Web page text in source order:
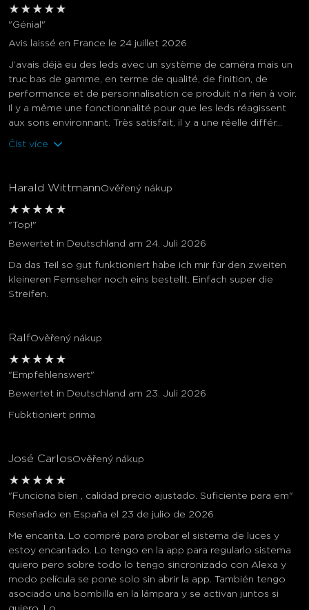
★ ★ ★ ★ ★
"Génial"
Avis laissé en France le 24 juillet 2026
J’avais déjà eu des leds avec un système de caméra mais un
truc bas de gamme, en terme de qualité, de finition, de
performance et de personnalisation ce produit n’a rien à voir.
Il y a même une fonctionnalité pour que les leds réagissent
aux sons environnant. Très satisfait, il y a une réelle différ...
Číst více
Harald WittmannOvěřený nákup
★ ★ ★ ★ ★
"Top!"
Bewertet in Deutschland am 24. Juli 2026
Da das Teil so gut funktioniert habe ich mir für den zweiten
kleineren Fernseher noch eins bestellt. Einfach super die
Streifen.
RalfOvěřený nákup
★ ★ ★ ★ ★
"Empfehlenswert"
Bewertet in Deutschland am 23. Juli 2026
Fubktioniert prima
José CarlosOvěřený nákup
★ ★ ★ ★ ★
"Funciona bien , calidad precio ajustado. Suficiente para em"
Reseñado en España el 23 de julio de 2026
Me encanta. Lo compré para probar el sistema de luces y
estoy encantado. Lo tengo en la app para regularlo sistema
quiero pero sobre todo lo tengo sincronizado con Alexa y
modo película se pone solo sin abrir la app. También tengo
asociado una bombilla en la lámpara y se activan juntos si